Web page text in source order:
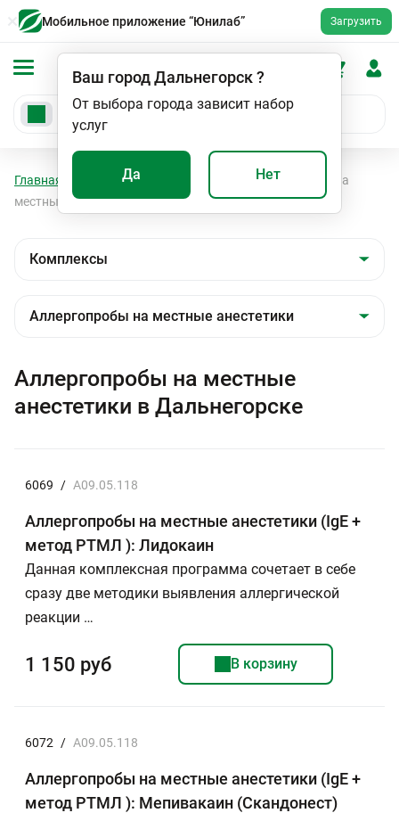
Мобильное приложение “Юнилаб” Загрузить
Ваш городДальнегорск?
От выбора города зависит набор
услуг
Да Нет
Главная Анализы
Аллергопробы на
местные анестетики
Аллергопробы на местные
анестетики в Дальнегорске
6069 / A09.05.118
Аллергопробы на местные анестетики (IgE +
метод РТМЛ ): Лидокаин
Данная комплексная программа сочетает в себе
сразу две методики выявления аллергической
реакции …
1 150 руб В корзину
6072 / A09.05.118
Аллергопробы на местные анестетики (IgE +
метод РТМЛ ): Мепивакаин (Скандонест)